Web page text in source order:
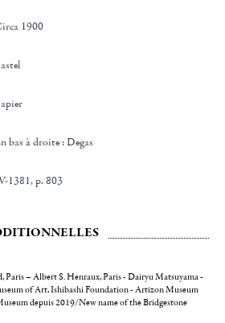
Circa 1900
Pastel
Papier
en bas à droite : Degas
1381, p. 803
Paris – Albert S. Henraux, Paris - Dairyu Matsuyama -
of Art, Ishibashi Foundation - Artizon Museum
depuis 2019/New name of the Bridgestone